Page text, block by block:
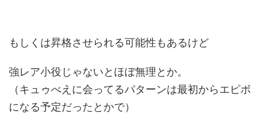
もしくは昇格させられる可能性もあるけど
強レア小役じゃないとほぼ無理とか。
（キュゥべえに会ってるパターンは最初からエピボ
になる予定だったとかで）